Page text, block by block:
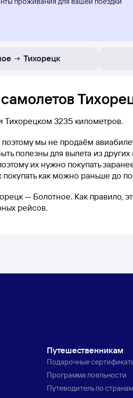
Тихорецк
Тихорецком 3235 километров.
мы не продаём
полезны для вылета из
их нужно покупать
как можно раньше до
— Болотное. Как правило,
рейсов.
Путешественникам
Подарочные
Программа лояльности
Путеводитель по странам